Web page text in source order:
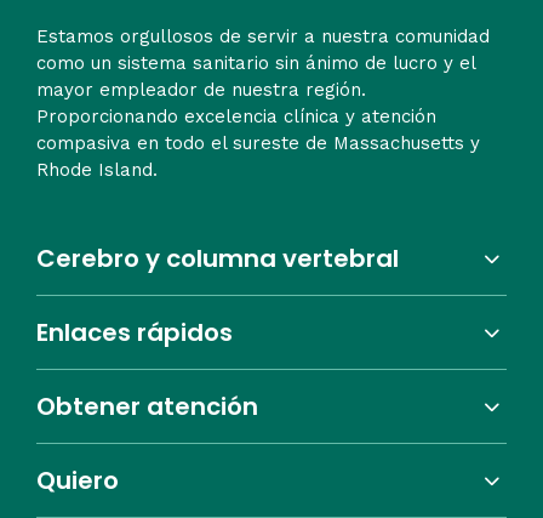
Estamos orgullosos de servir a nuestra comunidad
como un sistema sanitario sin ánimo de lucro y el
mayor empleador de nuestra región.
Proporcionando excelencia clínica y atención
compasiva en todo el sureste de Massachusetts y
Rhode Island.
Cerebro y columna vertebral
Enlaces rápidos
Obtener atención
Quiero